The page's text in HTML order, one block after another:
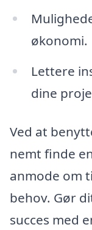
økonomi.
Lettere
dine
Ved at
nemt finde
anmode om
behov. Gør
succes med